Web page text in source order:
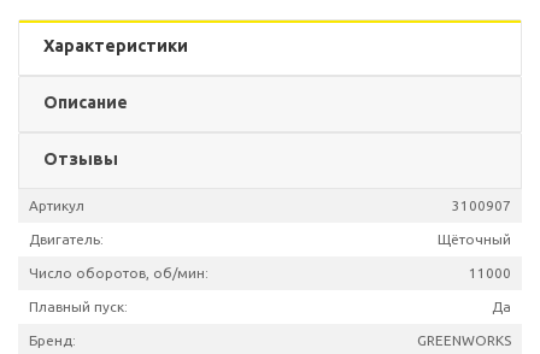
Характеристики
Описание
Отзывы